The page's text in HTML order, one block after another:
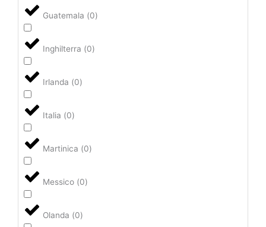
Guatemala (0)
Inghilterra (0)
Irlanda (0)
Italia (0)
Martinica (0)
Messico (0)
Olanda (0)